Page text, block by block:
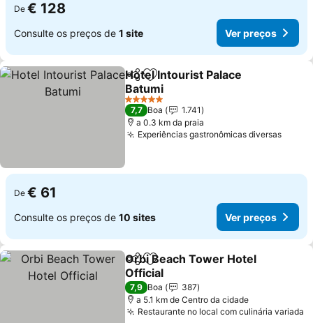
De € 128
Consulte os preços de 1 site Ver preços
PartilharAdicionar aos favoritos
Hotel Intourist Palace
Batumi
Ver preços
5 Estrelas
7,7 Boa
1.741
a 0.3 km da praia
Experiências gastronômicas diversasVer
De € 61
Consulte os preços de 10 sites Ver preços
PartilharAdicionar aos favoritos
Orbi Beach Tower Hotel
Official
Ver preços
7,9 Boa
387
a 5.1 km de Centro da cidade
Restaurante no local com culinária variada